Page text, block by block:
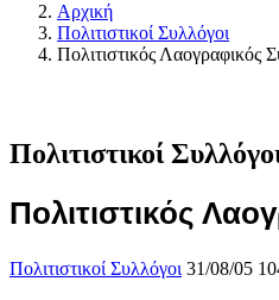
Αρχική
Πολιτιστικοί Συλλόγοι
Πολιτιστικός Λαογραφικός
Πολιτιστικοί
Πολιτιστικός
Πολιτιστικοί Συλλόγοι 31/08/05